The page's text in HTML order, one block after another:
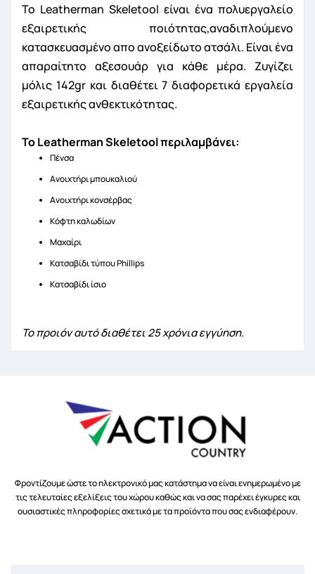
Το Leatherman Skeletool είναι ένα πολυεργαλείο
εξαιρετικής ποιότητας,αναδιπλούμενο
κατασκευασμένο απο ανοξείδωτο ατσάλι. Είναι ένα
απαραίτητο αξεσουάρ για κάθε μέρα. Ζυγίζει
μόλις 142gr και διαθέτει 7 διαφορετικά εργαλεία
εξαιρετικής ανθεκτικότητας.
Το Leatherman Skeletool περιλαμβάνει:
Πένσα
Ανοιχτήρι μπουκαλιού
Ανοιχτήρι κονσέρβας
Κόφτη καλωδίων
Μαχαίρι
Κατσαβίδι τύπου Phillips
Κατσαβίδι ίσιο
Το προιόν αυτό διαθέτει 25 χρόνια εγγύηση.
Φροντίζουμε ώστε το ηλεκτρονικό μας κατάστημα να είναι ενημερωμένο με
τις τελευταίες εξελίξεις του χώρου καθώς και να σας παρέχει έγκυρες και
ουσιαστικές πληροφορίες σχετικά με τα προϊόντα που σας ενδιαφέρουν.